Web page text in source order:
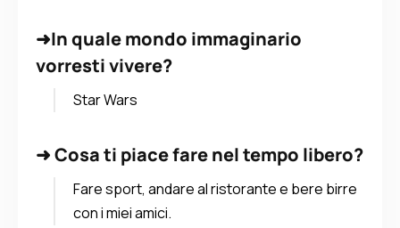
➜In quale mondo immaginario
vorresti vivere?
Star Wars
➜Cosa ti piace fare nel tempo libero?
Fare sport, andare al ristorante e bere birre
con i miei amici.